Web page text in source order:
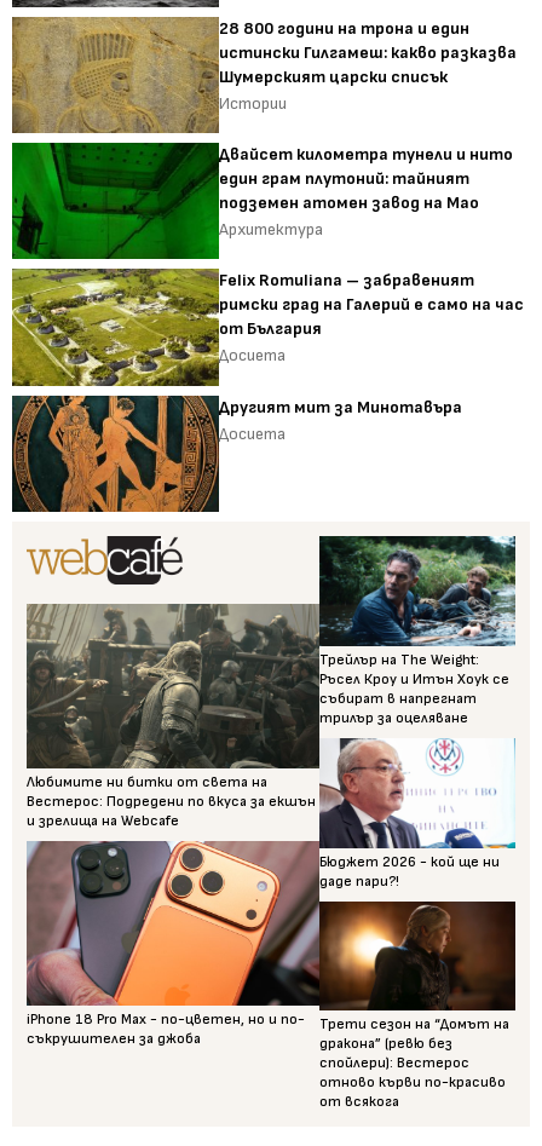
28 800 години на трона и един
истински Гилгамеш: какво разказва
Шумерският царски списък
Истории
Двайсет километра тунели и нито
един грам плутоний: тайният
подземен атомен завод на Мао
Архитектура
Felix Romuliana – забравеният
римски град на Галерий е само на час
от България
Досиета
Другият мит за Минотавъра
Досиета
Любимите ни битки от света на
Вестерос: Подредени по вкуса за екшън
и зрелища на Webcafe
iPhone 18 Pro Max - по-цветен, но и по-
съкрушителен за джоба
Трейлър на The Weight:
Ръсел Кроу и Итън Хоук се
събират в напрегнат
трилър за оцеляване
Бюджет 2026 - кой ще ни
даде пари?!
Трети сезон на “Домът на
дракона” (ревю без
спойлери): Вестерос
отново кърви по-красиво
от всякога